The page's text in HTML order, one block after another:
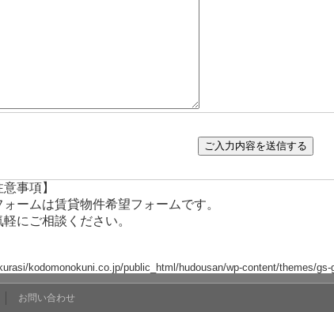
意事項】
ォームは賃貸物件希望フォームです。
軽にご相談ください。
kodomonokuni.co.jp/public_html/hudousan/wp-content/themes/gs-
お問い合わせ